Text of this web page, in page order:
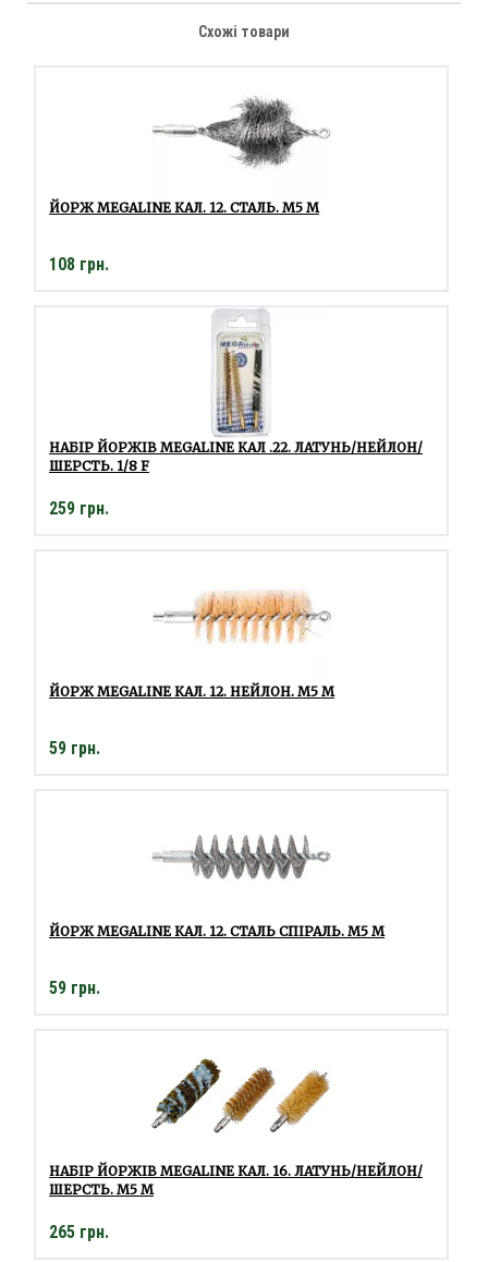
Схожі товари
ЙОРЖ MEGALINE КАЛ. 12. СТАЛЬ. M5 M
108 грн.
НАБІР ЙОРЖІВ MEGALINE КАЛ .22. ЛАТУНЬ/НЕЙЛОН/
ШЕРСТЬ. 1/8 F
259 грн.
ЙОРЖ MEGALINE КАЛ. 12. НЕЙЛОН. M5 M
59 грн.
ЙОРЖ MEGALINE КАЛ. 12. СТАЛЬ СПІРАЛЬ. M5 M
59 грн.
НАБІР ЙОРЖІВ MEGALINE КАЛ. 16. ЛАТУНЬ/НЕЙЛОН/
ШЕРСТЬ. M5 M
265 грн.